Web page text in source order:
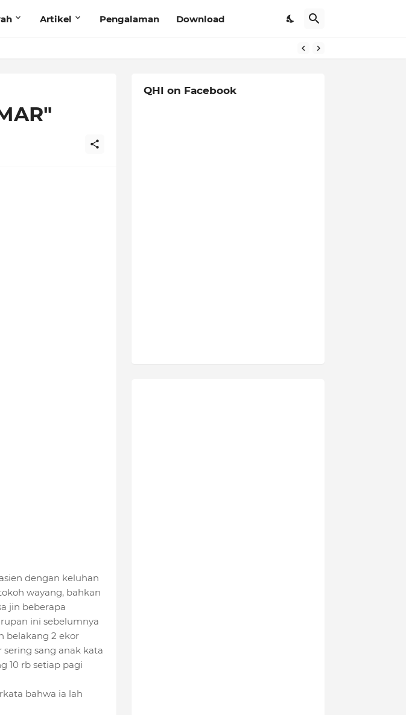
Artikel Pengalaman Download
dengan keluhan
wayang, bahkan
jin beberapa
ini sebelumnya
belakang 2 ekor
sering sang anak kata
10 rb setiap pagi
bahwa ia lah
QHI on Facebook